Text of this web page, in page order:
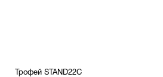
Трофей STAND22C